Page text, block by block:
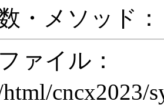
・メソッド：
ァイル：
cncx2023/